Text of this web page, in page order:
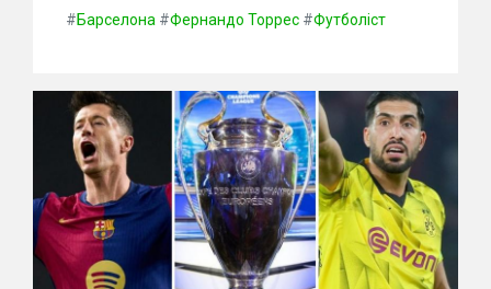
#Барселона #Фернандо Торрес #Футболіст